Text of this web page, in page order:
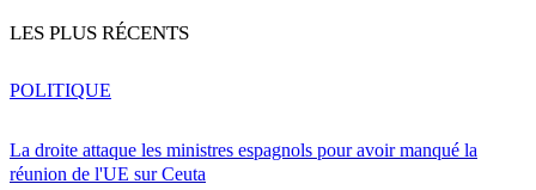
LES PLUS RÉCENTS
La droite attaque les ministres espagnols pour avoir manqué la
réunion de l'UE sur Ceuta
POLITIQUE